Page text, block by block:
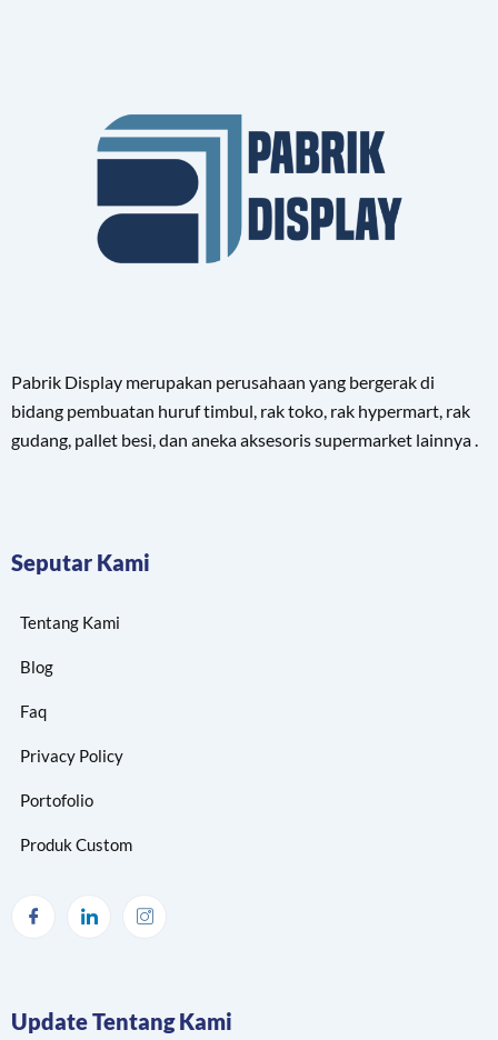
Pabrik Display merupakan perusahaan yang bergerak di
bidang pembuatan huruf timbul, rak toko, rak hypermart, rak
gudang, pallet besi, dan aneka aksesoris supermarket lainnya .
Seputar Kami
Tentang Kami
Blog
Faq
Privacy Policy
Portofolio
Produk Custom
Update Tentang Kami